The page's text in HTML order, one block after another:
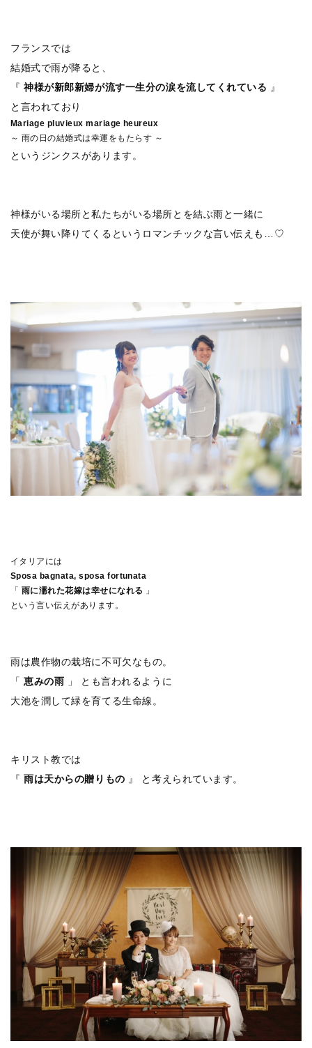
フランスでは
結婚式で雨が降ると、
『神様が新郎新婦が流す一生分の涙を流してくれている 』
と言われており
Mariage pluvieux mariage heureux
～ 雨の日の結婚式は幸運をもたらす ～
というジンクスがあります。
神様がいる場所と私たちがいる場所とを結ぶ雨と一緒に
天使が舞い降りてくるというロマンチックな言い伝えも…♡
イタリアには
Sposa bagnata, sposa fortunata
「 雨に濡れた花嫁は幸せになれる
」
という言い伝えがあります。
雨は農作物の栽培に不可欠なもの。
「恵みの雨 」 とも言われるように
大池を潤して緑を育てる生命線。
キリスト教では
『 雨は天からの贈りもの 』 と考えられています。